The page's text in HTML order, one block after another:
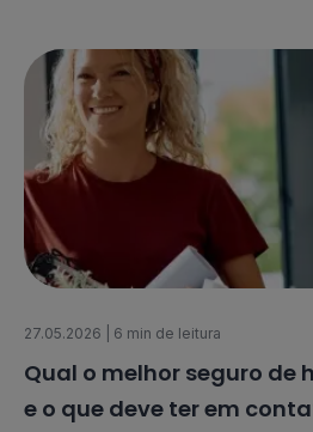
27.05.2026 | 6 min de leitura
Qual o melhor seguro de
e o que deve ter em